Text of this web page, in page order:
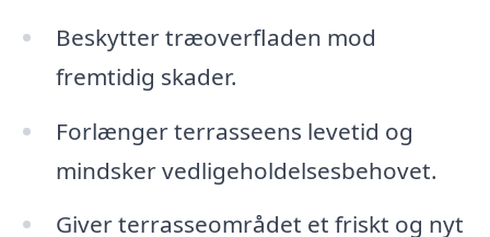
Beskytter træoverfladen mod
fremtidig skader.
Forlænger terrasseens levetid og
mindsker vedligeholdelsesbehovet.
Giver terrasseområdet et friskt og nyt